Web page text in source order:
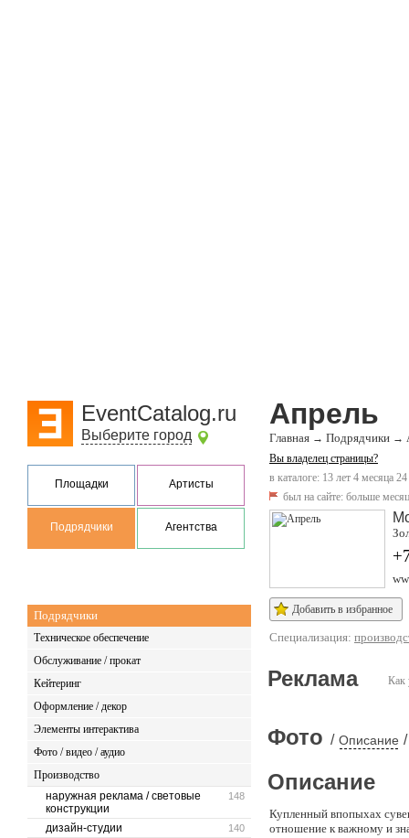
EventCatalog.ru
Выберите город
Площадки Артисты
Подрядчики Агентства
Подрядчики
Техническое обеспечение
Обслуживание / прокат
Кейтеринг
Оформление / декор
Элементы интерактива
Фото / видео / аудио
Производство
148
наружная реклама / световые
конструкции
140
дизайн-студии
Апрель
Главная → Подрядчики →
Вы владелец страницы?
в каталоге: 13 лет 4 месяца
был на сайте: больше
Добавить в избранное
Специализация:
Как
Реклама
Фото / Описание /
Описание
Купленный впопыхах
отношение к важному и